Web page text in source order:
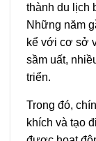
thành du lịch
Những năm
kể với cơ sở
sầm uất,
triển.
Trong đó,
khích và tạo